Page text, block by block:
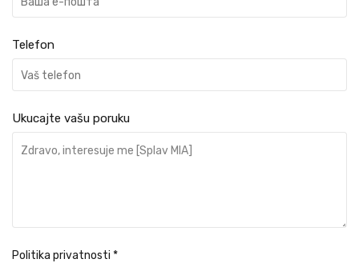
Telefon
Ukucajte vašu poruku
Politika privatnosti *